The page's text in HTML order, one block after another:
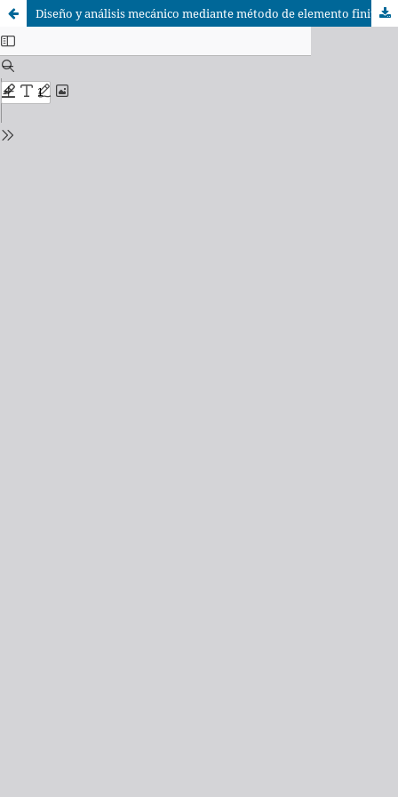
Diseño y análisis mecánico mediante método de elemento finito de una impresora 3D para el vaciado de concreto de bajo revenimiento mediante tornillo sinfín